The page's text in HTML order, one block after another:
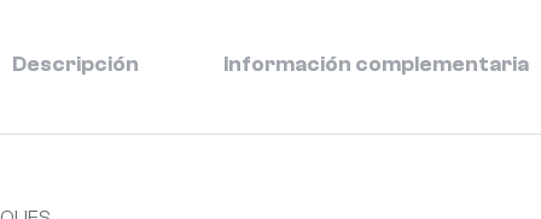
Descripción Información complementaria